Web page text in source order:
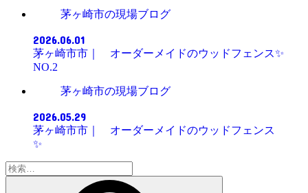
茅ヶ崎市の現場ブログ
2026.06.01
茅ヶ崎市市｜ オーダーメイドのウッドフェンス✨
NO.2
茅ヶ崎市の現場ブログ
2026.05.29
茅ヶ崎市市｜ オーダーメイドのウッドフェンス
✨
検
索: